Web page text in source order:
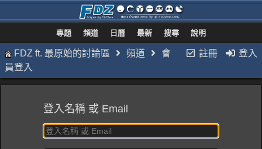
專題 頻道 日曆 最新 搜尋 說明
註冊 登入
FDZ ft. 最原始的討論區 頻道
會
員登入
登入名稱 或 Email